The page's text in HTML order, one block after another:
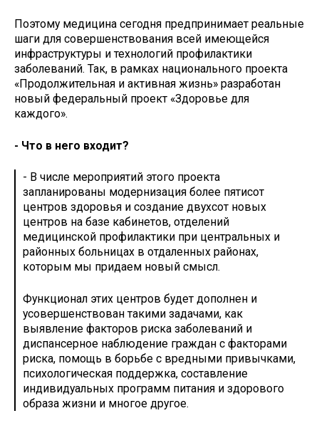
Поэтому медицина сегодня предпринимает реальные
шаги для совершенствования всей имеющейся
инфраструктуры и технологий профилактики
заболеваний. Так, в рамках национального проекта
«Продолжительная и активная жизнь» разработан
новый федеральный проект «Здоровье для
каждого».
- Что в него входит?
- В числе мероприятий этого проекта
запланированы модернизация более пятисот
центров здоровья и создание двухсот новых
центров на базе кабинетов, отделений
медицинской профилактики при центральных и
районных больницах в отдаленных районах,
которым мы придаем новый смысл.
Функционал этих центров будет дополнен и
усовершенствован такими задачами, как
выявление факторов риска заболеваний и
диспансерное наблюдение граждан с факторами
риска, помощь в борьбе с вредными привычками,
психологическая поддержка, составление
индивидуальных программ питания и здорового
образа жизни и многое другое.